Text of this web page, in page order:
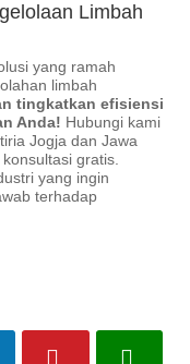
Limbah
yang ramah
limbah
tingkatkan efisiensi
Anda! Hubungi kami
Jogja dan Jawa
gratis.
yang ingin
terhadap